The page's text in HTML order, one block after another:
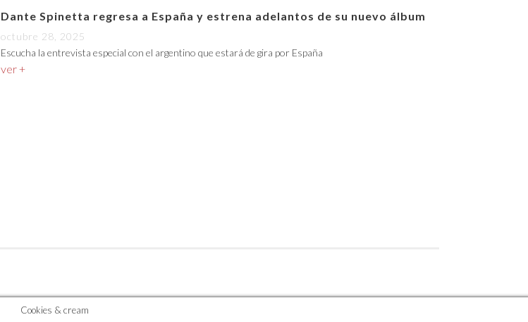
Dante Spinetta regresa a España y estrena adelantos de su nuevo álbum
octubre 28, 2025
Escucha la entrevista especial con el argentino que estará de gira por España
ver +
Cookies & cream